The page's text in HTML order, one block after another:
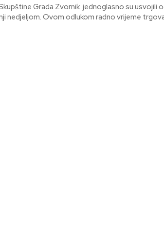
Grada Zvornik jednoglasno su usvojili
nedjeljom. Ovom odlukom radno vrijeme